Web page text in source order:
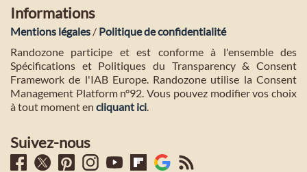
Informations
Mentions légales / Politique de confidentialité
Randozone participe et est conforme à l'ensemble des
Spécifications et Politiques du Transparency & Consent
Framework de l'IAB Europe. Randozone utilise la Consent
Management Platform n°92. Vous pouvez modifier vos choix
à tout moment en cliquant ici.
Suivez-nous